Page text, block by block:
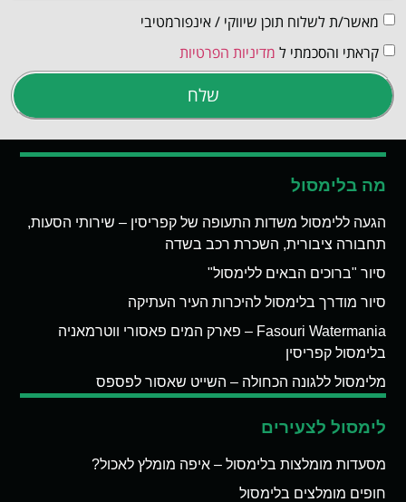
מאשר/ת לשלוח תוכן שיווקי / אינפורמטיבי
קראתי והסכמתי ל מדיניות הפרטיות
שלח
מה בלימסול
הגעה ללימסול משדות התעופה של קפריסין – שירותי הסעות,
תחבורה ציבורית, השכרת רכב בשדה
סיור "ברוכים הבאים ללימסול"
סיור מודרך בלימסול להיכרות העיר העתיקה
Fasouri Watermania – פארק המים פאסורי ווטרמאניה
בלימסול קפריסין
מלימסול ללגונה הכחולה – השייט שאסור לפספס
לימסול לצעירים
מסעדות מומלצות בלימסול – איפה מומלץ לאכול?
חופים מומלצים בלימסול